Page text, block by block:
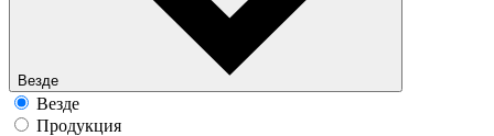
Везде
Везде
Продукция